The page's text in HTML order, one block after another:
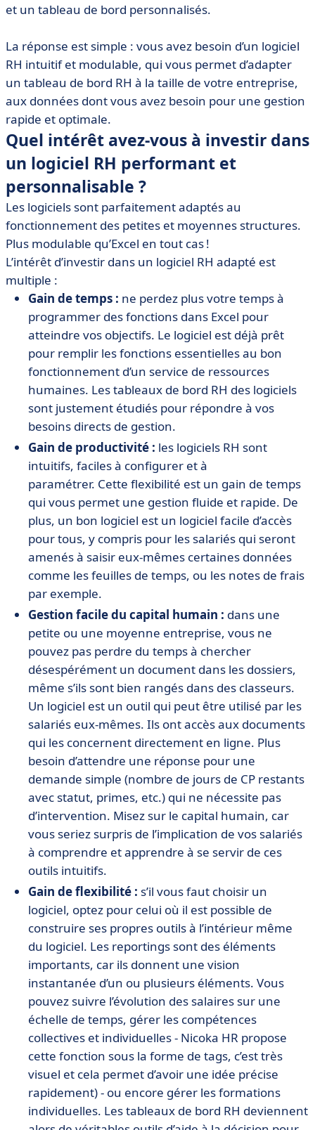
et un tableau de bord personnalisés.
La réponse est simple : vous avez besoin d’un logiciel
RH intuitif et modulable, qui vous permet d’adapter
un tableau de bord RH à la taille de votre entreprise,
aux données dont vous avez besoin pour une gestion
rapide et optimale.
Quel intérêt avez-vous à investir dans
un logiciel RH performant et
personnalisable ?
Les logiciels sont parfaitement adaptés au
fonctionnement des petites et moyennes structures.
Plus modulable qu’Excel en tout cas !
L’intérêt d’investir dans un logiciel RH adapté est
multiple :
Gain de temps : ne perdez plus votre temps à
programmer des fonctions dans Excel pour
atteindre vos objectifs. Le logiciel est déjà prêt
pour remplir les fonctions essentielles au bon
fonctionnement d’un service de ressources
humaines. Les tableaux de bord RH des logiciels
sont justement étudiés pour répondre à vos
besoins directs de gestion.
Gain de productivité : les logiciels RH sont
intuitifs, faciles à configurer et à
paramétrer. Cette flexibilité est un gain de temps
qui vous permet une gestion fluide et rapide. De
plus, un bon logiciel est un logiciel facile d’accès
pour tous, y compris pour les salariés qui seront
amenés à saisir eux-mêmes certaines données
comme les feuilles de temps, ou les notes de frais
par exemple.
Gestion facile du capital humain : dans une
petite ou une moyenne entreprise, vous ne
pouvez pas perdre du temps à chercher
désespérément un document dans les dossiers,
même s’ils sont bien rangés dans des classeurs.
Un logiciel est un outil qui peut être utilisé par les
salariés eux-mêmes. Ils ont accès aux documents
qui les concernent directement en ligne. Plus
besoin d’attendre une réponse pour une
demande simple (nombre de jours de CP restants
avec statut, primes, etc.) qui ne nécessite pas
d’intervention. Misez sur le capital humain, car
vous seriez surpris de l’implication de vos salariés
à comprendre et apprendre à se servir de ces
outils intuitifs.
Gain de flexibilité : s’il vous faut choisir un
logiciel, optez pour celui où il est possible de
construire ses propres outils à l’intérieur même
du logiciel. Les reportings sont des éléments
importants, car ils donnent une vision
instantanée d’un ou plusieurs éléments. Vous
pouvez suivre l’évolution des salaires sur une
échelle de temps, gérer les compétences
collectives et individuelles - Nicoka HR propose
cette fonction sous la forme de tags, c’est très
visuel et cela permet d’avoir une idée précise
rapidement) - ou encore gérer les formations
individuelles. Les tableaux de bord RH deviennent